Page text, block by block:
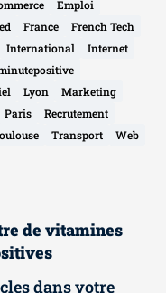
Emploi
France
French Tech
International
Internet
Lyon
Marketing
Paris
Recrutement
Transport
Web
de vitamines
dans votre